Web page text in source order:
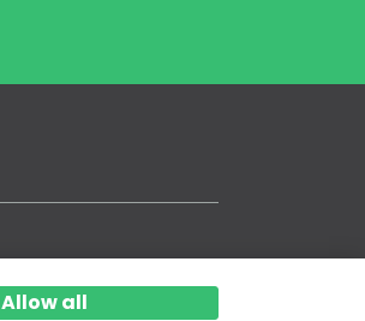
Allow all